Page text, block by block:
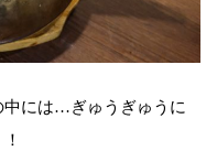
中には…ぎゅうぎゅうに